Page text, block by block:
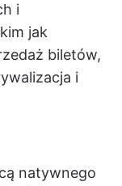
i
jak
biletów,
i
natywnego